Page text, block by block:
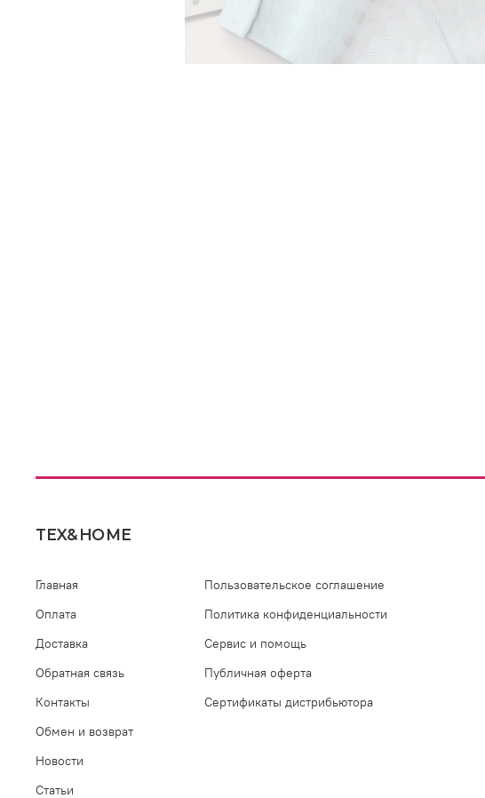
TEX&HOME
Главная
Оплата
Доставка
Обратная связь
Контакты
Обмен и возврат
Новости
Статьи
Пользовательское соглашение
Политика конфиденциальности
Сервис и помощь
Публичная оферта
Сертификаты дистрибьютора